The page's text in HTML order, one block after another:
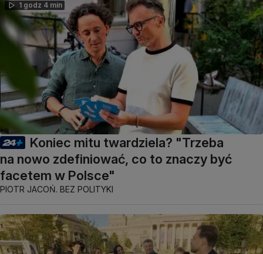
1 godz 4 min
Koniec mitu twardziela? "Trzeba
na nowo zdefiniować, co to znaczy być
facetem w Polsce"
PIOTR JACOŃ. BEZ POLITYKI